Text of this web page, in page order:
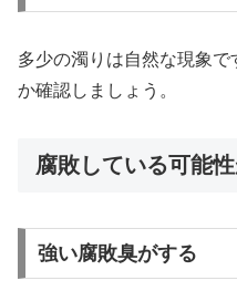
多少の濁りは自然な現象
か確認しましょう。
腐敗している可能
強い腐敗臭がする